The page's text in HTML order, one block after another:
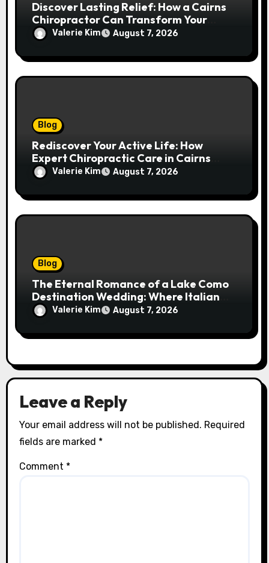
Discover Lasting Relief: How a Cairns
Chiropractor Can Transform Your
Spinal Health
Valerie Kim August 7, 2026
Blog
Rediscover Your Active Life: How
Expert Chiropractic Care in Cairns
Transforms Pain into Possibility
Valerie Kim August 7, 2026
Blog
The Eternal Romance of a Lake Como
Destination Wedding: Where Italian
Elegance Meets Alpine Serenity
Valerie Kim August 7, 2026
Leave a Reply
Your email address will not be published. Required
fields are marked *
Comment *